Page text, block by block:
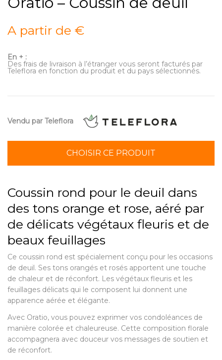
A partir de €
En + :
Des frais de livraison à l’étranger vous seront facturés par
Teleflora en fonction du produit et du pays sélectionnés.
Vendu par Teleflora
CHOISIR CE PRODUIT
Coussin rond pour le deuil dans
des tons orange et rose, aéré par
de délicats végétaux fleuris et de
beaux feuillages
Ce coussin rond est spécialement conçu pour les occasions
de deuil. Ses tons orangés et rosés apportent une touche
de chaleur et de réconfort. Les végétaux fleuris et les
feuillages délicats qui le composent lui donnent une
apparence aérée et élégante.
Avec Oratio, vous pouvez exprimer vos condoléances de
manière colorée et chaleureuse. Cette composition florale
accompagnera avec douceur vos messages de soutien et
de réconfort.